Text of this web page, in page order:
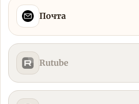
Почта
Rutube